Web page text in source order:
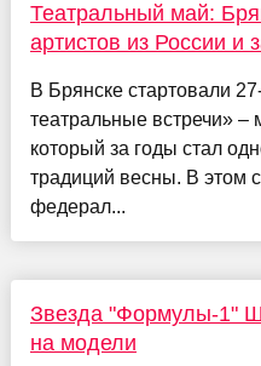
Театральный май:
артистов из России и
В Брянске стартовали
театральные встречи»
который за годы стал
традиций весны. В этом
федерал...
Звезда "Формулы-1"
на модели